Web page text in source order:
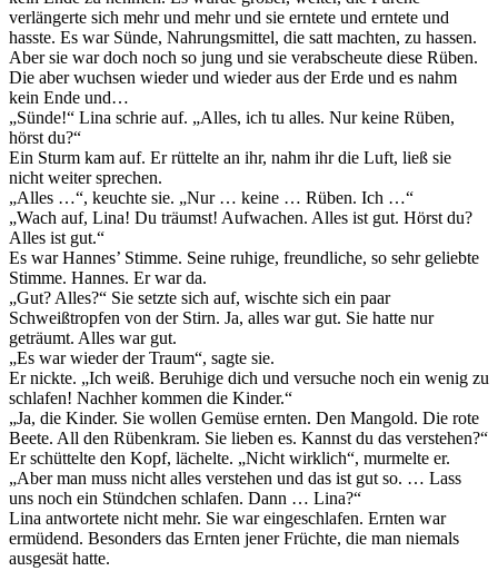
verlängerte sich mehr und mehr und sie erntete und erntete und
hasste. Es war Sünde, Nahrungsmittel, die satt machten, zu hassen.
Aber sie war doch noch so jung und sie verabscheute diese Rüben.
Die aber wuchsen wieder und wieder aus der Erde und es nahm
kein Ende und…
„Sünde!“ Lina schrie auf. „Alles, ich tu alles. Nur keine Rüben,
hörst du?“
Ein Sturm kam auf. Er rüttelte an ihr, nahm ihr die Luft, ließ sie
nicht weiter sprechen.
„Alles …“, keuchte sie. „Nur … keine … Rüben. Ich …“
„Wach auf, Lina! Du träumst! Aufwachen. Alles ist gut. Hörst du?
Alles ist gut.“
Es war Hannes’ Stimme. Seine ruhige, freundliche, so sehr geliebte
Stimme. Hannes. Er war da.
„Gut? Alles?“ Sie setzte sich auf, wischte sich ein paar
Schweißtropfen von der Stirn. Ja, alles war gut. Sie hatte nur
geträumt. Alles war gut.
„Es war wieder der Traum“, sagte sie.
Er nickte. „Ich weiß. Beruhige dich und versuche noch ein wenig zu
schlafen! Nachher kommen die Kinder.“
„Ja, die Kinder. Sie wollen Gemüse ernten. Den Mangold. Die rote
Beete. All den Rübenkram. Sie lieben es. Kannst du das verstehen?“
Er schüttelte den Kopf, lächelte. „Nicht wirklich“, murmelte er.
„Aber man muss nicht alles verstehen und das ist gut so. … Lass
uns noch ein Stündchen schlafen. Dann … Lina?“
Lina antwortete nicht mehr. Sie war eingeschlafen. Ernten war
ermüdend. Besonders das Ernten jener Früchte, die man niemals
ausgesät hatte.